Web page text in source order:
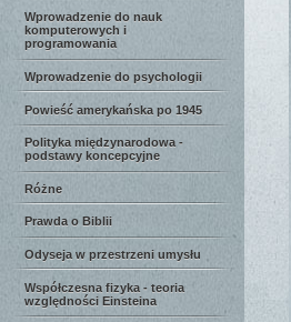
Wprowadzenie do nauk
komputerowych i
programowania
Wprowadzenie do psychologii
Powieść amerykańska po 1945
Polityka międzynarodowa -
podstawy koncepcyjne
Różne
Prawda o Biblii
Odyseja w przestrzeni umysłu
Współczesna fizyka - teoria
względności Einsteina